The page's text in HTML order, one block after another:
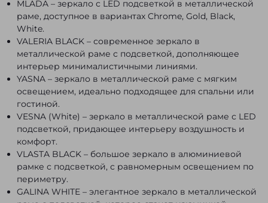
MLADA – зеркало с LED подсветкой в металлической
раме, доступное в вариантах Chrome, Gold, Black,
White.
VALERIA BLACK – современное зеркало в
металлической раме с подсветкой, дополняющее
интерьер минималистичными линиями.
YASNA – зеркало в металлической раме с мягким
освещением, идеально подходящее для спальни или
гостиной.
VESNA (White) – зеркало в металлической раме с LED
подсветкой, придающее интерьеру воздушность и
комфорт.
VLASTA BLACK – большое зеркало в алюминиевой
рамке с подсветкой, с равномерным освещением по
периметру.
GALINA WHITE – элегантное зеркало в металлической